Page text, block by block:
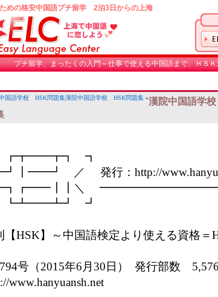
めの格安中国語プチ留学 2泊3日からの上海
プチ留学、まったくの入門～仕事で使える中国語まで、ＨＳ
国語学校 HSK問題集漢院中国語学校 HSK問題集»漢院中国語学
　┓
　／     発行：http://
＼　
　┛
【HSK】～中国語検定より使える資格＝
号（2015年6月30日）  発行部数　
www.hanyuansh.net